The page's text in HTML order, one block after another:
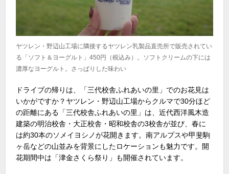
ヤツレン・野辺山工場に隣接するヤツレン乳製品直売所で販売されてい
る「ソフト＆ヨーグルト」450円（税込み）。ソフトクリームの下には
濃厚なヨーグルト。さっぱりした味わい
ドライブの帰りは、「三代校舎ふれあいの里」でのお花見は
いかがですか？ヤツレン・野辺山工場からクルマで30分ほど
の距離にある「三代校舎ふれあいの里」は、近代西洋風木造
建築の明治校舎・大正校舎・昭和校舎の3校舎が並び、春に
は約30本のソメイヨシノが花開きます。南アルプスや甲斐駒
ヶ岳などの山並みを背景にしたロケーションも魅力です。開
花期間中は「津金さくら祭り」も開催されています。